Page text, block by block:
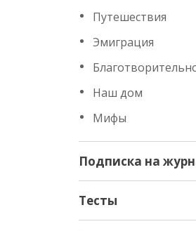
Путешествия
Эмиграция
Наш дом
Мифы
Подписка на
Тесты